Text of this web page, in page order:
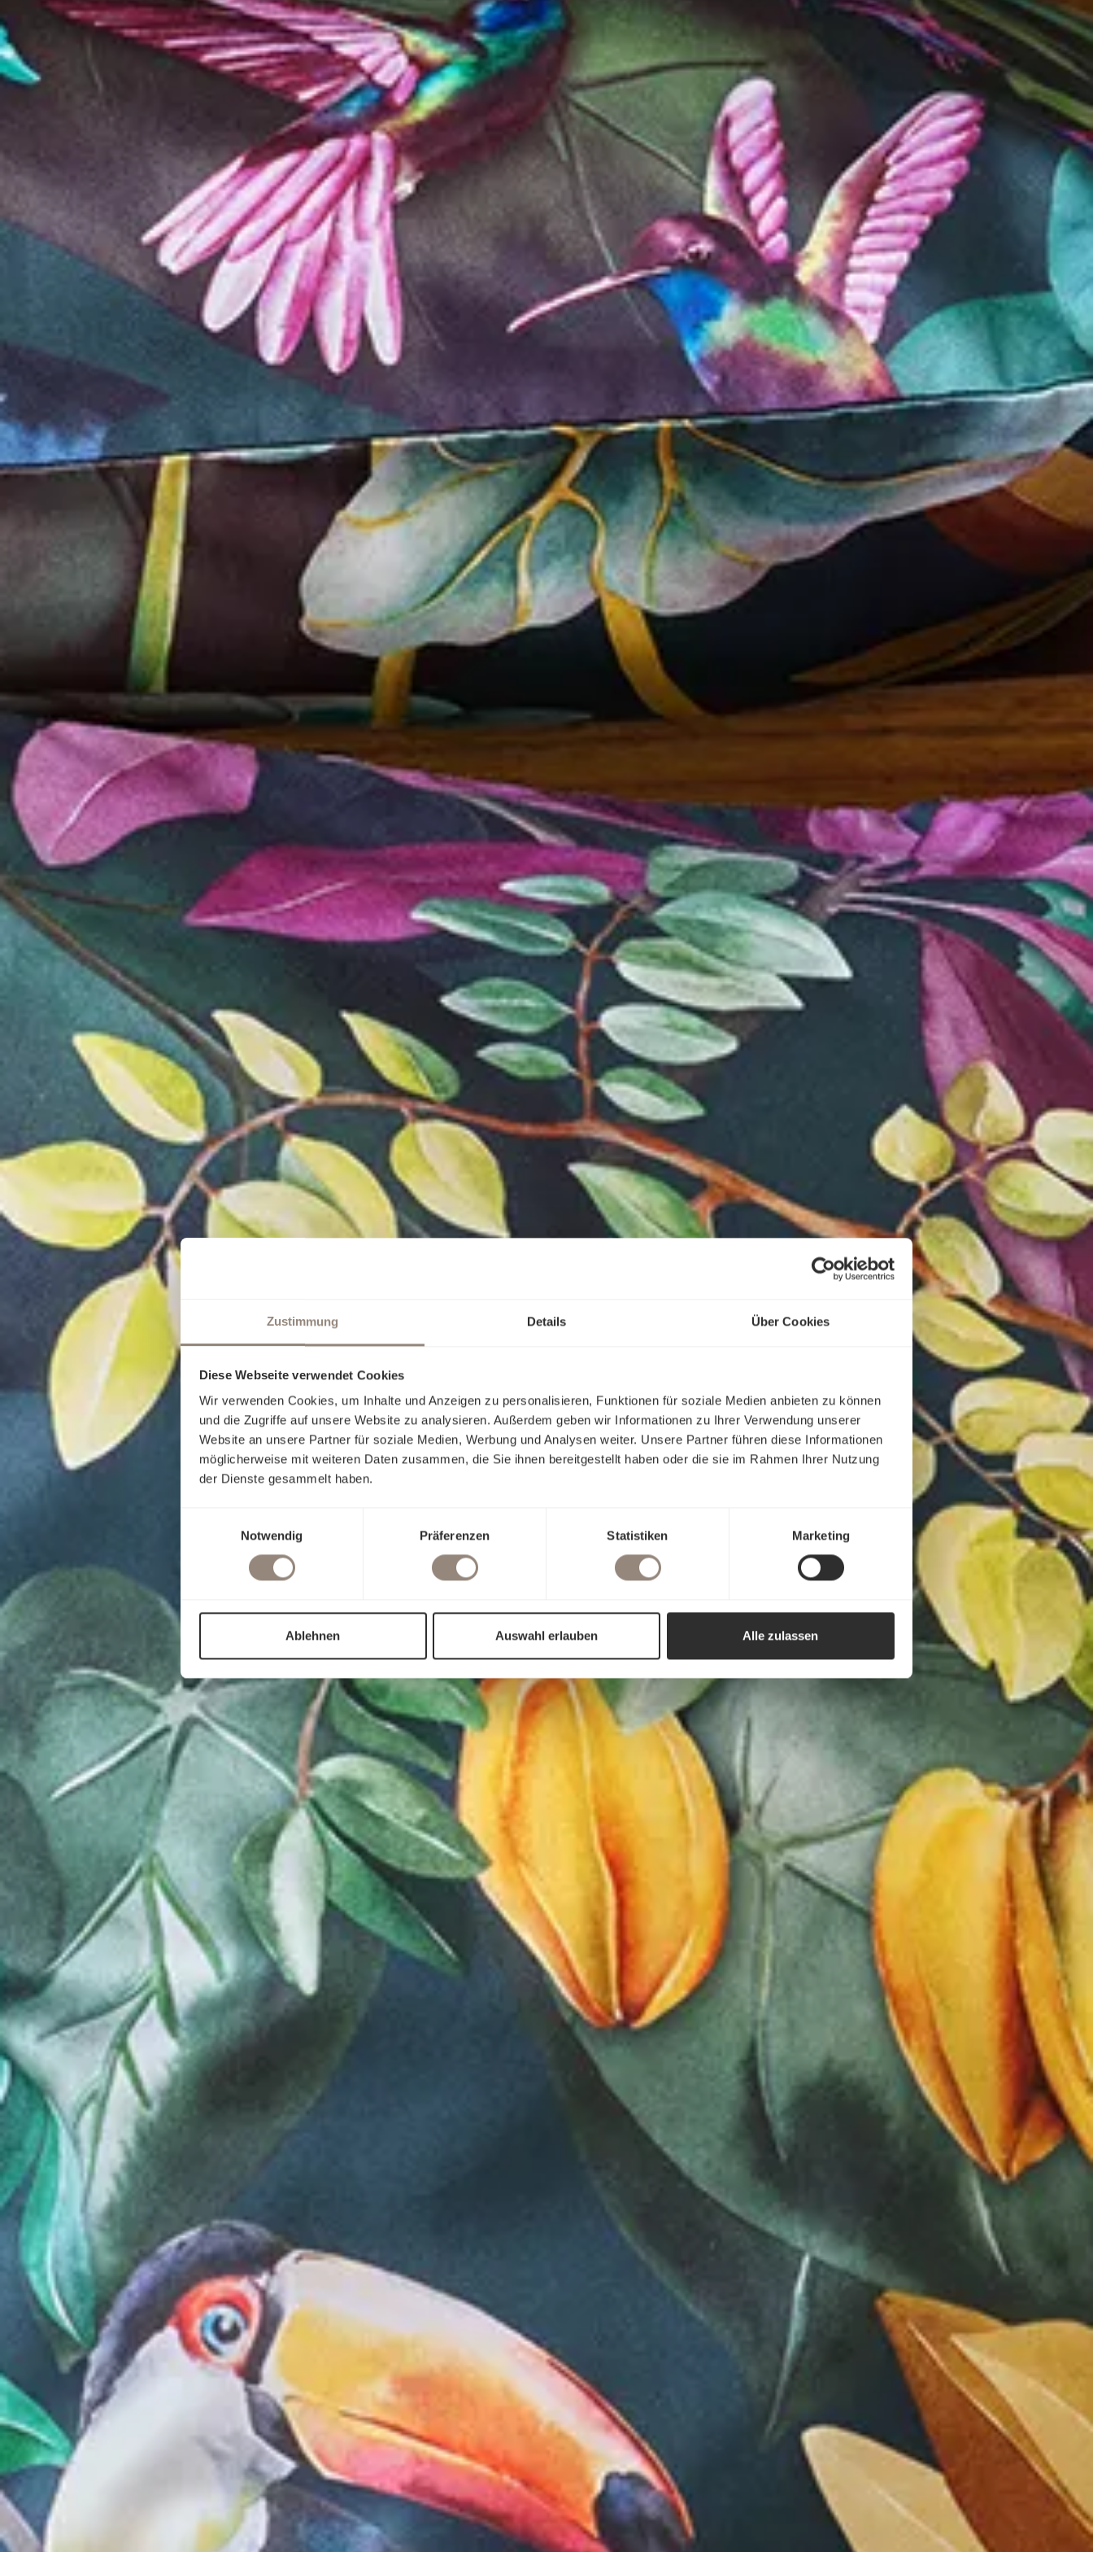
Zustimmung Details Über Cookies
Diese Webseite verwendet Cookies
Wir verwenden Cookies, um Inhalte und Anzeigen zu personalisieren, Funktionen für soziale Medien anbieten zu können
und die Zugriffe auf unsere Website zu analysieren. Außerdem geben wir Informationen zu Ihrer Verwendung unserer
Website an unsere Partner für soziale Medien, Werbung und Analysen weiter. Unsere Partner führen diese Informationen
möglicherweise mit weiteren Daten zusammen, die Sie ihnen bereitgestellt haben oder die sie im Rahmen Ihrer Nutzung
der Dienste gesammelt haben.
Notwendig
Präferenzen Statistiken Marketing
Ablehnen Auswahl erlauben Alle zulassen